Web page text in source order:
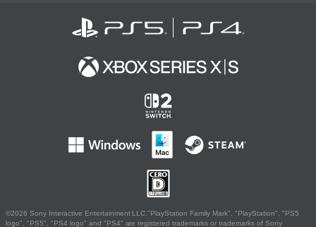
©2026 Sony Interactive Entertainment LLC."PlayStation Family Mark", "PlayStation", "PS5
logo", "PS5", "PS4 logo" and "PS4" are registered trademarks or trademarks of Sony